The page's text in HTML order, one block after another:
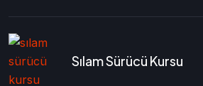
Sılam Sürücü Kursu